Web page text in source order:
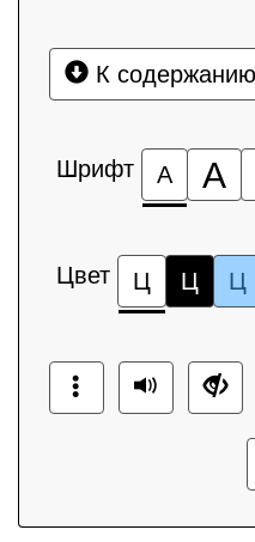
К содержанию
Шрифт А А
Цвет Ц Ц Ц